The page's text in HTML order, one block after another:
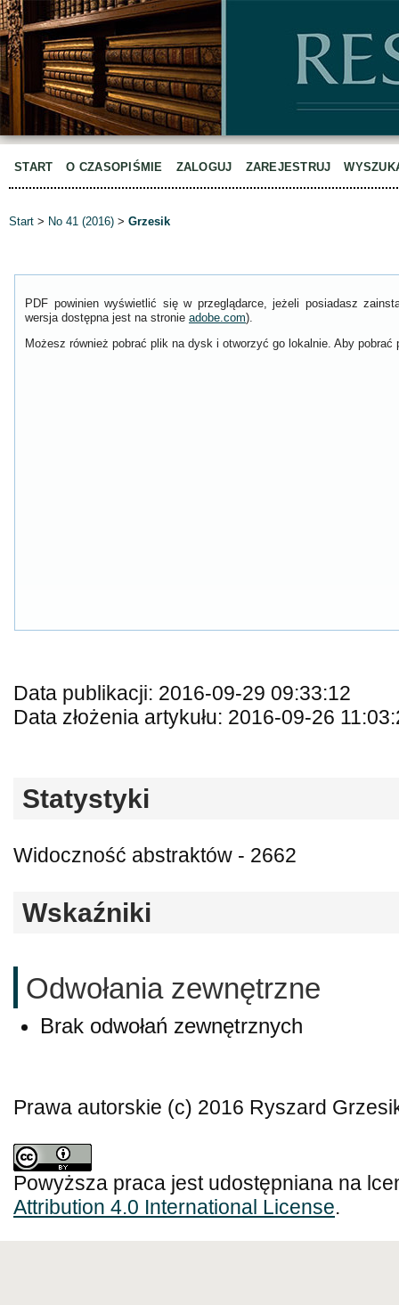
START O CZASOPIŚMIE ZALOGUJ ZAREJESTRUJ
Start > No 41 (2016) > Grzesik
PDF powinien wyświetlić się w przeglądarce, jeżeli posiadasz
wersja dostępna jest na stronie adobe.com).
Możesz również pobrać plik na dysk i otworzyć go lokalnie. Aby
Data publikacji: 2016-09-29 09:33:12
Data złożenia artykułu: 2016-09-26
Statystyki
Widoczność abstraktów - 2662
Wskaźniki
Odwołania zewnętrzne
Brak odwołań zewnętrznych
Prawa autorskie (c) 2016 Ryszard
Powyższa praca jest udostępniana na
Attribution 4.0 International License.